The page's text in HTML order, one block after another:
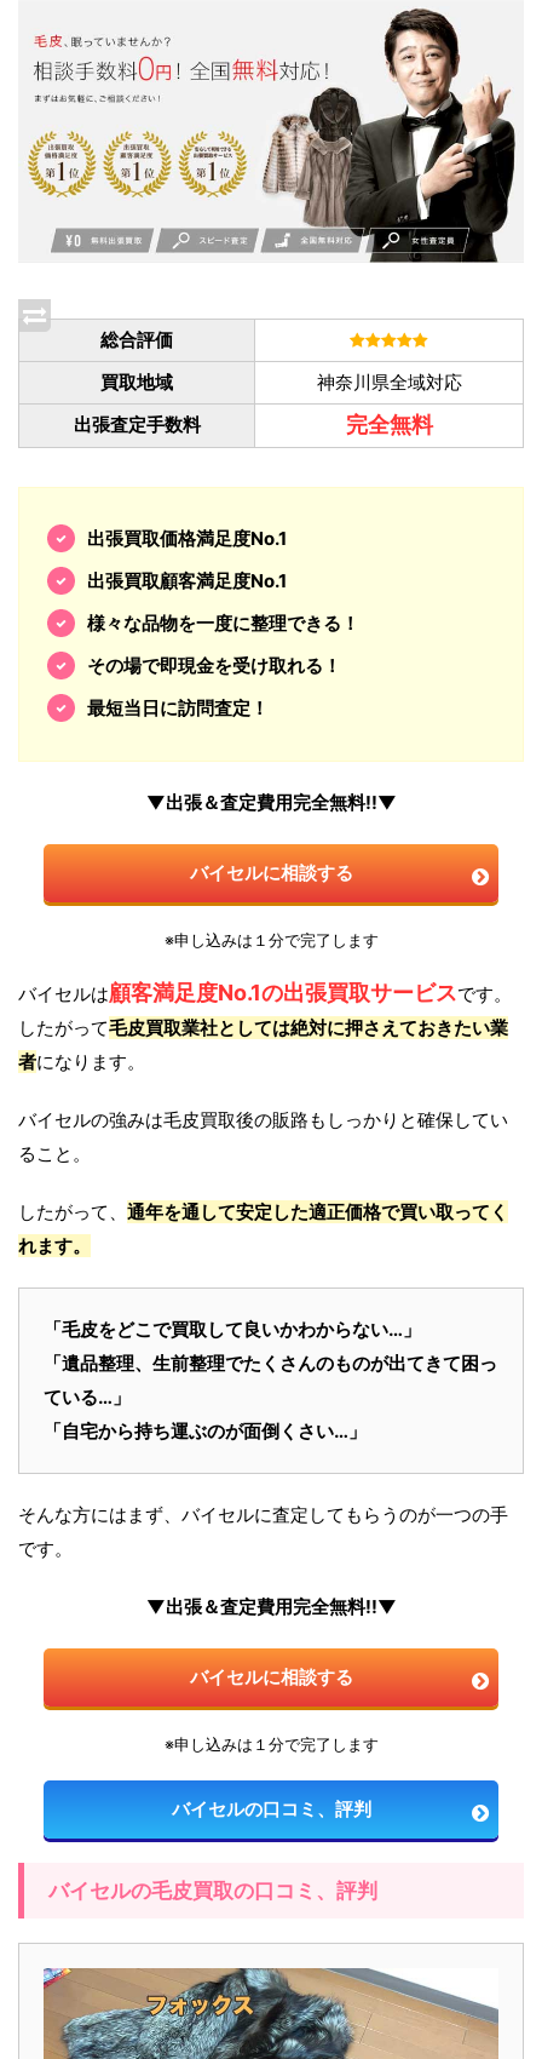
総合評価
買取地域
神奈川県全域対応
出張査定手数料
完全無料
出張買取価格満足度No.1
出張買取顧客満足度No.1
様々な品物を一度に整理できる！
その場で即現金を受け取れる！
最短当日に訪問査定！
▼出張＆査定費用完全無料!!▼
バイセルに相談する
※申し込みは１分で完了します
バイセルは顧客満足度No.1の出張買取サービスです。
したがって毛皮買取業社としては絶対に押さえておきたい業
者になります。
バイセルの強みは毛皮買取後の販路もしっかりと確保してい
ること。
したがって、 通年を通して安定した適正価格で買い取ってく
れます。
「毛皮をどこで買取して良いかわからない…」
「遺品整理、生前整理でたくさんのものが出てきて困っ
ている…」
「自宅から持ち運ぶのが面倒くさい…」
そんな方にはまず、バイセルに査定してもらうのが一つの手
です。
▼出張＆査定費用完全無料!!▼
バイセルに相談する
※申し込みは１分で完了します
バイセルの口コミ、評判
バイセルの毛皮買取の口コミ、評判